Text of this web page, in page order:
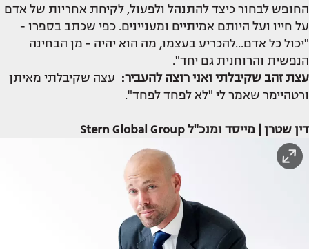
החופש לבחור כיצד להתנהל ולפעול, לקיחת אחריות של אדם
על חייו ועל היותם אמיתיים ומעניינים. כפי שכתב בספרו -
"יכול כל אדם...להכריע בעצמו, מה הוא יהיה - מן הבחינה
הנפשית והרוחנית גם יחד".
עצת זהב שקיבלתי ואני רוצה להעביר: עצה שקיבלתי מאיתן
ורטהיימר שאמר לי "לא לפחד לפחד".
דין שטרן | מייסד ומנכ"ל Stern Global Group